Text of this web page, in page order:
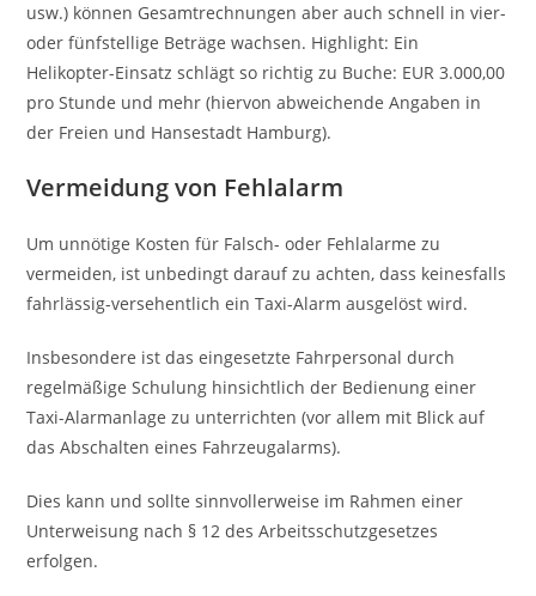
usw.) können Gesamtrechnungen aber auch schnell in vier-
oder fünfstellige Beträge wachsen. Highlight: Ein
Helikopter-Einsatz schlägt so richtig zu Buche: EUR 3.000,00
pro Stunde und mehr (hiervon abweichende Angaben in
der Freien und Hansestadt Hamburg).
Vermeidung von Fehlalarm
Um unnötige Kosten für Falsch- oder Fehlalarme zu
vermeiden, ist unbedingt darauf zu achten, dass keinesfalls
fahrlässig-versehentlich ein Taxi-Alarm ausgelöst wird.
Insbesondere ist das eingesetzte Fahrpersonal durch
regelmäßige Schulung hinsichtlich der Bedienung einer
Taxi-Alarmanlage zu unterrichten (vor allem mit Blick auf
das Abschalten eines Fahrzeugalarms).
Dies kann und sollte sinnvollerweise im Rahmen einer
Unterweisung nach § 12 des Arbeitsschutzgesetzes
erfolgen.